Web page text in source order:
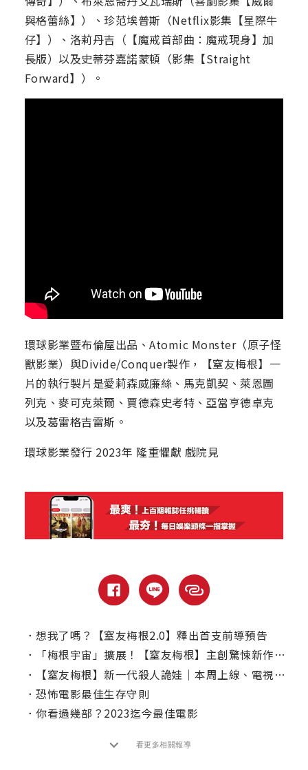
與格蕾絲】）、珍范埃普斯（Netflix影集【星際牛
仔】）、洛莉丹吉（【魔戒首部曲：魔戒現身】加
長版）以及史蒂芬嘉諾蒙頓（影集【Straight
Forward】）。
環球影業暨布倫屋出品、Atomic Monster（原子怪
獸影業）與Divide/Conquer製作，【窒友梅根】一
片的執行製片是愛莉森威廉絲、馬克凱契、萊恩圖
列克、麥可克萊爾、賈德森史考特、亞當亨德卓克
以及葛雷格吉雷斯。
環球影業發行 2023年 隆重懼獻 戲院見
． 想我了嗎？【窒友梅根2.0】釋出首支前導預告
．
「梅根宇宙」擴展！【窒友梅根】主創驚悚新作將推「AI恐怖女友」
．
【窒友梅根】新一代殺人詭娃｜本周上線、電視首播推薦
． 恐怖電影最佳生存守則
． 你看過幾部？2023迄今最佳電影
看更多相關報導